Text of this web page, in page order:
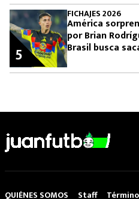
FICHAJES 2026
América
por Brian
Brasil busca
5
QUIÉNES SOMOS Staff